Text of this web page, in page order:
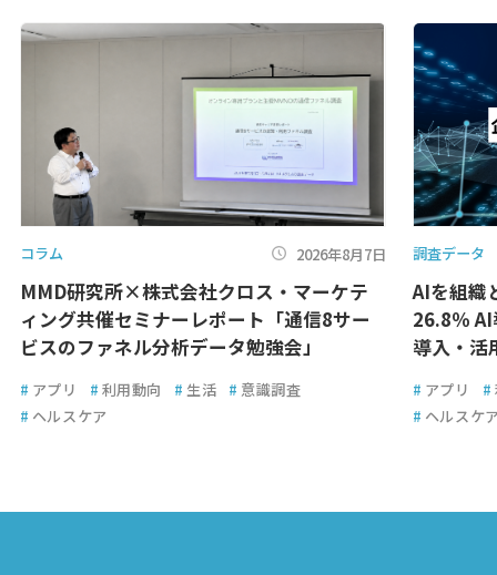
コラム 2026年8月7日
MMD研究所×株式会社クロス・マーケテ
ィング共催セミナーレポート「通信8サー
ビスのファネル分析データ勉強会」
# アプリ # 利用動向 # 生活 # 意識調査
# ヘルスケア
調査データ
AIを組織
26.8％
導入・活
# アプリ #
# ヘルスケ